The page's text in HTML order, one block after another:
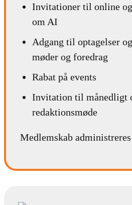
Invitationer til online
om AI
Adgang til optagelser
møder og foredrag
Rabat på events
Invitation til månedligt
redaktionsmøde
Medlemskab